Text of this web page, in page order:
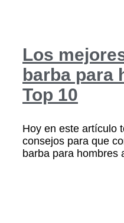
Los
barba para
Top 10
Hoy en este artículo
consejos para que
barba para hombres